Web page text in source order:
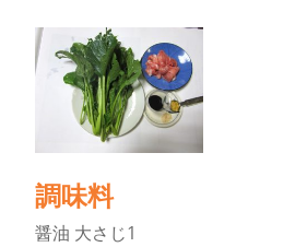
調味料
醤油 大さじ1